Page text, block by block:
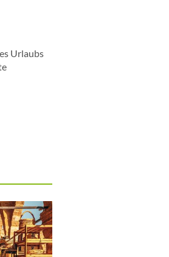
Urlaubs